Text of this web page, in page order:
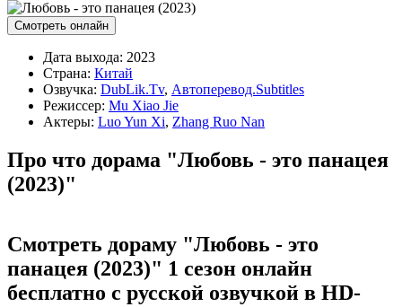
Смотреть онлайн
Дата выхода: 2023
Страна: Китай
Озвучка: DubLik.Tv, Автоперевод.Subtitles
Режиссер: Mu Xiao Jie
Актеры: Luo Yun Xi, Zhang Ruo Nan
Про что дорама "Любовь - это панацея
(2023)"
Смотреть дораму "Любовь - это
панацея (2023)" 1 сезон онлайн
бесплатно с русской озвучкой в HD-